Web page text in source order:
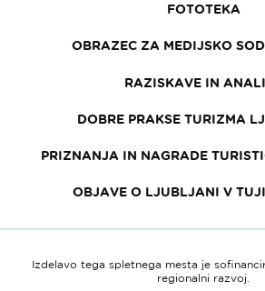
FOTOTEKA
OBRAZEC ZA MEDIJSKO
RAZISKAVE IN
DOBRE PRAKSE TURIZMA
PRIZNANJA IN NAGRADE
OBJAVE O LJUBLJANI V
Izdelavo tega spletnega mesta je
regionalni razvoj.